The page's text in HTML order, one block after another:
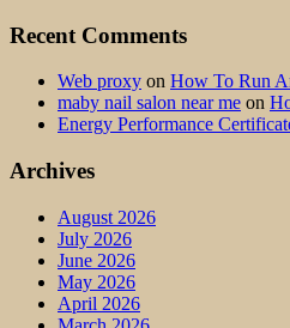
Recent Comments
Web proxy on How To Run
maby nail salon near me on
Energy Performance
Archives
August 2026
July 2026
June 2026
May 2026
April 2026